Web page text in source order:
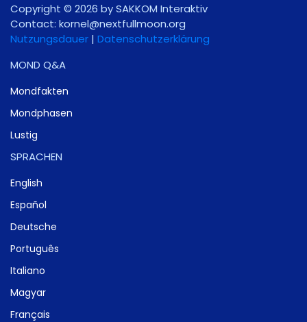
Copyright © 2026 by SAKKOM Interaktiv
Contact: gro.noomlluftxen@lenrok
Nutzungsdauer | Datenschutzerklärung
MOND Q&A
Mondfakten
Mondphasen
Lustig
SPRACHEN
English
Español
Deutsche
Português
Italiano
Magyar
Français